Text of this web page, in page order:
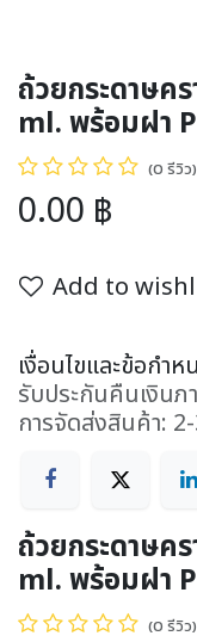
ถ้วยกระดาษค
ml. พร้อมฝา
(0 รีวิว)
0.00 ฿
Add to
เงื่อนไขและข้อกำห
รับประกันคืนเงินภ
การจัดส่งสินค้า:
ถ้วยกระดาษค
ml. พร้อมฝา
(0 รีวิว)